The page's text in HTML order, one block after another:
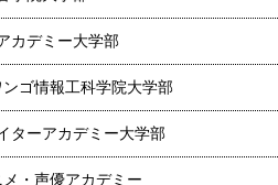
カデミー大学部
ンゴ情報工科学院大学部
ターアカデミー大学部
メ・声優アカデミー